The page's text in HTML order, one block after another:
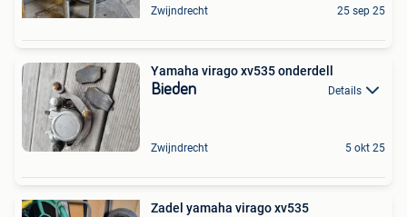
Zwijndrecht 25 sep 25
Yamaha virago xv535 onderdell
Bieden Details
Zwijndrecht 5 okt 25
Zadel yamaha virago xv535